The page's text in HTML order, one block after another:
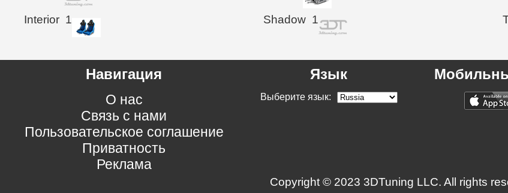
Interior 1 Shadow 1
Навигация
О нас
Связь с нами
Пользовательское соглашение
Приватность
Реклама
Язык
Выберите язык:
Copyright © 2023 3DTuning LLC. All rights